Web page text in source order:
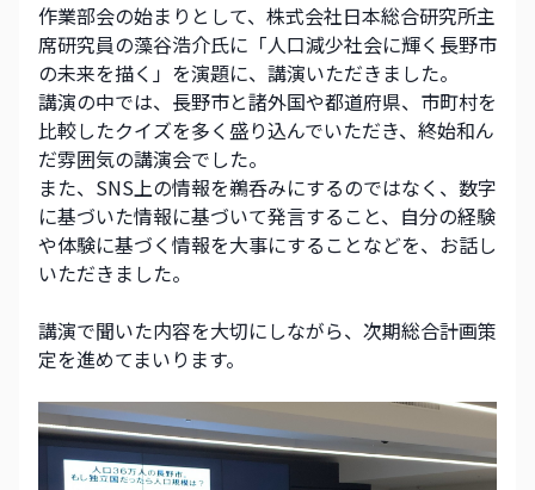
作業部会の始まりとして、株式会社日本総合研究所主
席研究員の藻谷浩介氏に「人口減少社会に輝く長野市
の未来を描く」を演題に、講演いただきました。
講演の中では、長野市と諸外国や都道府県、市町村を
比較したクイズを多く盛り込んでいただき、終始和ん
だ雰囲気の講演会でした。
また、SNS上の情報を鵜呑みにするのではなく、数字
に基づいた情報に基づいて発言すること、自分の経験
や体験に基づく情報を大事にすることなどを、お話し
いただきました。
講演で聞いた内容を大切にしながら、次期総合計画策
定を進めてまいります。